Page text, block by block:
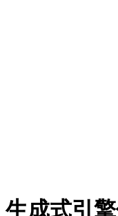
生成式引